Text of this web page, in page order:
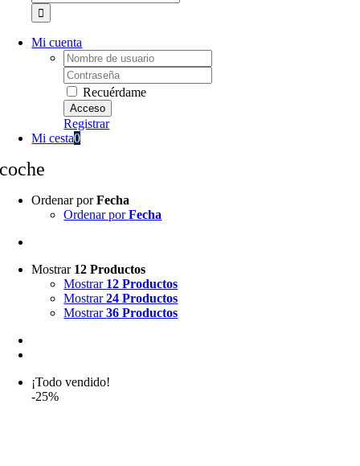
Mi cuenta
Username:
Password:
Recuérdame
Registrar
Mi cesta0
coche
Ordenar porFecha
Ordenar porFecha
Mostrar 12 Productos
Mostrar 12 Productos
Mostrar24 Productos
Mostrar36 Productos
¡Todo vendido!
-25%